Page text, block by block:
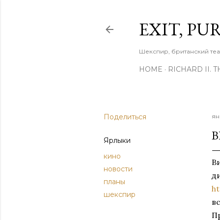
EXIT,
Шекспир, британский
HOME RICHARD II.
Поделиться
Ярлыки
кино
новости
планы
шекспир